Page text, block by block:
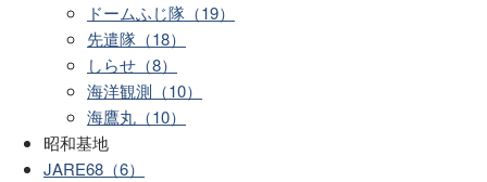
ドームふじ隊（19）
先遣隊（18）
しらせ（8）
海洋観測（10）
海鷹丸（10）
昭和基地
JARE68（6）